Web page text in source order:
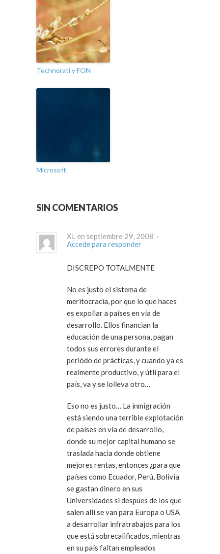
Technorati y FON
Microsoft
SIN COMENTARIOS
XL en septiembre 29, 2008 ·
Accede para responder
DISCREPO TOTALMENTE
No es justo el sistema de
meritocracia, por que lo que haces
es expoliar a países en vía de
desarrollo. Ellos financian la
educación de una persona, pagan
todos sus errores durante el
periódo de prácticas, y cuando ya es
realmente productivo, y útli para el
país, va y se lolleva otro…
Eso no es justo… La inmigración
está siendo una terrible explotación
de países en vía de desarrollo,
donde su mejor capital humano se
traslada hacia donde obtiene
mejores rentas, entonces ¿para que
países como Ecuador, Perú, Bolivia
se gastan dinero en sus
Universidades si despues de los que
salen allí se van para Europa o USA
a desarrollar infratrabajos para los
que está sobrecalificados, mientras
en su país faltan empleados